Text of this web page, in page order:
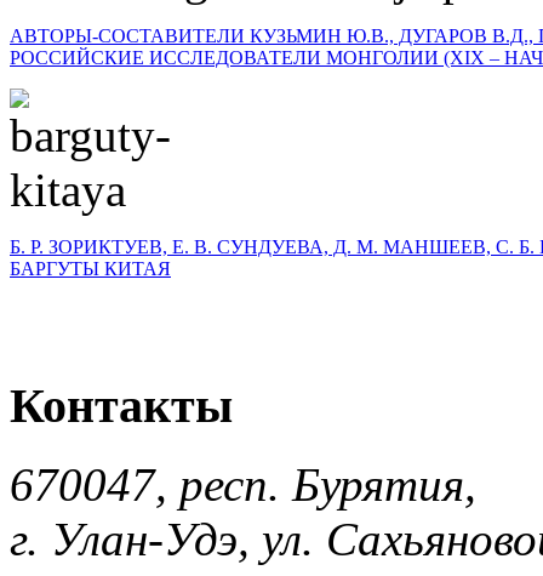
АВТОРЫ-СОСТАВИТЕЛИ КУЗЬМИН Ю.В., ДУГАРОВ
РОССИЙСКИЕ ИССЛЕДОВАТЕЛИ МОНГОЛИИ (XIX –
Б. Р. ЗОРИКТУЕВ, Е. В. СУНДУЕВА, Д. М. МАНШЕЕВ, С.
БАРГУТЫ КИТАЯ
Контакты
670047, респ. Бурятия,
г. Улан-Удэ, ул.